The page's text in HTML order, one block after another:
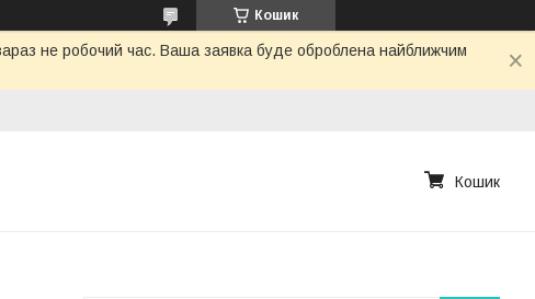
Кошик
не робочий час. Ваша заявка буде оброблена найближчим
Кошик